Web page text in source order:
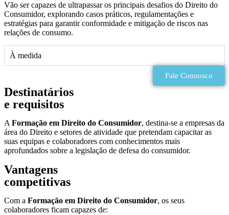
Vão ser capazes de ultrapassar os principais desafios do Direito do
Consumidor, explorando casos práticos, regulamentações e
estratégias para garantir conformidade e mitigação de riscos nas
relações de consumo.
À medida
Fale Connosco
Destinatários
e requisitos
A Formação em Direito do Consumidor, destina-se a empresas da
área do Direito e setores de atividade que pretendam capacitar as
suas equipas e colaboradores com conhecimentos mais
aprofundados sobre a legislação de defesa do consumidor.
Vantagens
competitivas
Com a Formação em Direito do Consumidor, os seus
colaboradores ficam capazes de: